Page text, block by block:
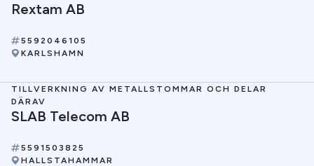
Rextam AB
5592046105
KARLSHAMN
TILLVERKNING AV METALLSTOMMAR OCH DELAR
DÄRAV
SLAB Telecom AB
5591503825
HALLSTAHAMMAR